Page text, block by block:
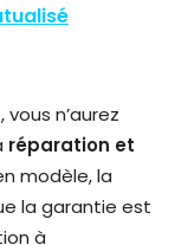
n’aurez
réparation et
modèle, la
la garantie est
à